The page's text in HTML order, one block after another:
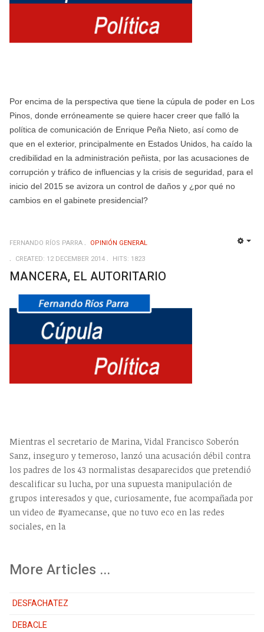
Por encima de la perspectiva que tiene la cúpula de poder en Los
Pinos, donde erróneamente se quiere hacer creer que falló la
política de comunicación de Enrique Peña Nieto, así como de
que en el exterior, principalmente en Estados Unidos, ha caído la
credibilidad en la administración peñista, por las acusaciones de
corrupción y tráfico de influencias y la crisis de seguridad, para el
inicio del 2015 se avizora un control de daños y ¿por qué no
cambios en el gabinete presidencial?
FERNANDO RÍOS PARRA
OPINIÓN GENERAL
CREATED: 12 DECEMBER 2014
HITS: 1823
MANCERA, EL AUTORITARIO
Mientras el secretario de Marina, Vidal Francisco Soberón
Sanz, inseguro y temeroso, lanzó una acusación débil contra
los padres de los 43 normalistas desaparecidos que pretendió
descalificar su lucha, por una supuesta manipulación de
grupos interesados y que, curiosamente, fue acompañada por
un video de #yamecanse, que no tuvo eco en las redes
sociales, en la
More Articles ...
DESFACHATEZ
DEBACLE